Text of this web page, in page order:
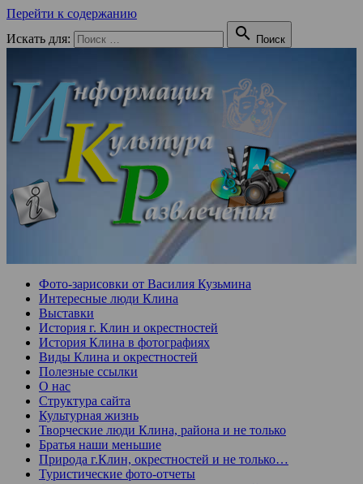
Перейти к содержанию
Искать для:
 Поиск
Фото-зарисовки от Василия Кузьмина
Интересные люди Клина
Выставки
История г. Клин и окрестностей
История Клина в фотографиях
Виды Клина и окрестностей
Полезные ссылки
О нас
Структура сайта
Культурная жизнь
Творческие люди Клина, района и не только
Братья наши меньшие
Природа г.Клин, окрестностей и не только…
Туристические фото-отчеты